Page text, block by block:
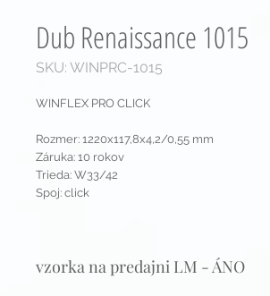
Dub Renaissance 1015
SKU: WINPRC-1015
WINFLEX PRO CLICK
Rozmer: 1220x117,8x4,2/0,55 mm
Záruka: 10 rokov
Trieda: W33/42
Spoj: click
vzorka na predajni LM - ÁNO